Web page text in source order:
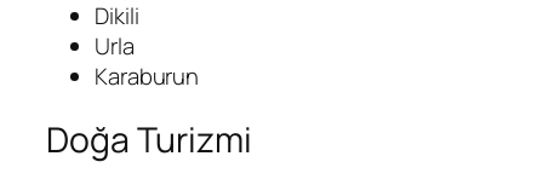
Dikili
Urla
Karaburun
Doğa Turizmi